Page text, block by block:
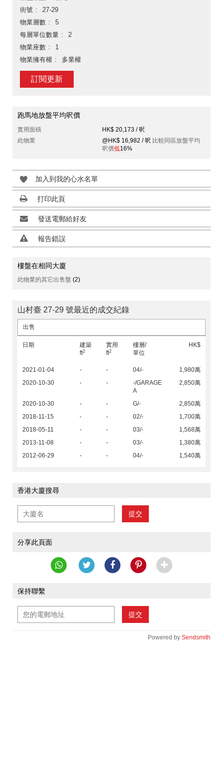
街號
27-29
物業層數
5
每層單位數量
2
物業座數
1
物業擁有權
多業權
訂閱更新
跑馬地放盤平均呎價
實用面積
HK$ 20,173 / 呎
此物業
@HK$ 16,982 / 呎 比較同區放盤平均
呎價低16%
加入到我的心水名單
打印此頁
發送電郵給好友
報告錯誤
樓盤在相同大廈
此物業的其它出售盤 (2)
山村臺 27-29 號最近的成交紀錄
出售
日期
建築
ft2
實用
ft2
樓層/
單位
HK$
2021-01-04 - - 04/-
1,980萬
2020-10-30
- -
-/GARAGE
A
2,850萬
2020-10-30 - - G/-
2,850萬
2018-11-15
- - 02/-
1,700萬
2018-05-11
- - 03/-
1,568萬
2013-11-08
- - 03/-
1,380萬
2012-06-29
- - 04/- 1,540萬
香港大廈搜尋
提交
分享此頁面
保持聯繫
提交
Powered by Sendsmith